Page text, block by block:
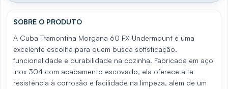
SOBRE O PRODUTO
A Cuba Tramontina Morgana 60 FX Undermount é uma
excelente escolha para quem busca sofisticação,
funcionalidade e durabilidade na cozinha. Fabricada em aço
inox 304 com acabamento escovado, ela oferece alta
resistência à corrosão e facilidade na limpeza, além de um